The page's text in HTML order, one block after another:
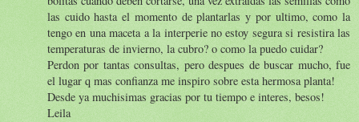
las cuido hasta el momento de plantarlas y por ultimo, como la
tengo en una maceta a la interperie no estoy segura si resistira las
temperaturas de invierno, la cubro? o como la puedo cuidar?
Perdon por tantas consultas, pero despues de buscar mucho, fue
el lugar q mas confianza me inspiro sobre esta hermosa planta!
Desde ya muchisimas gracias por tu tiempo e interes, besos!
Leila